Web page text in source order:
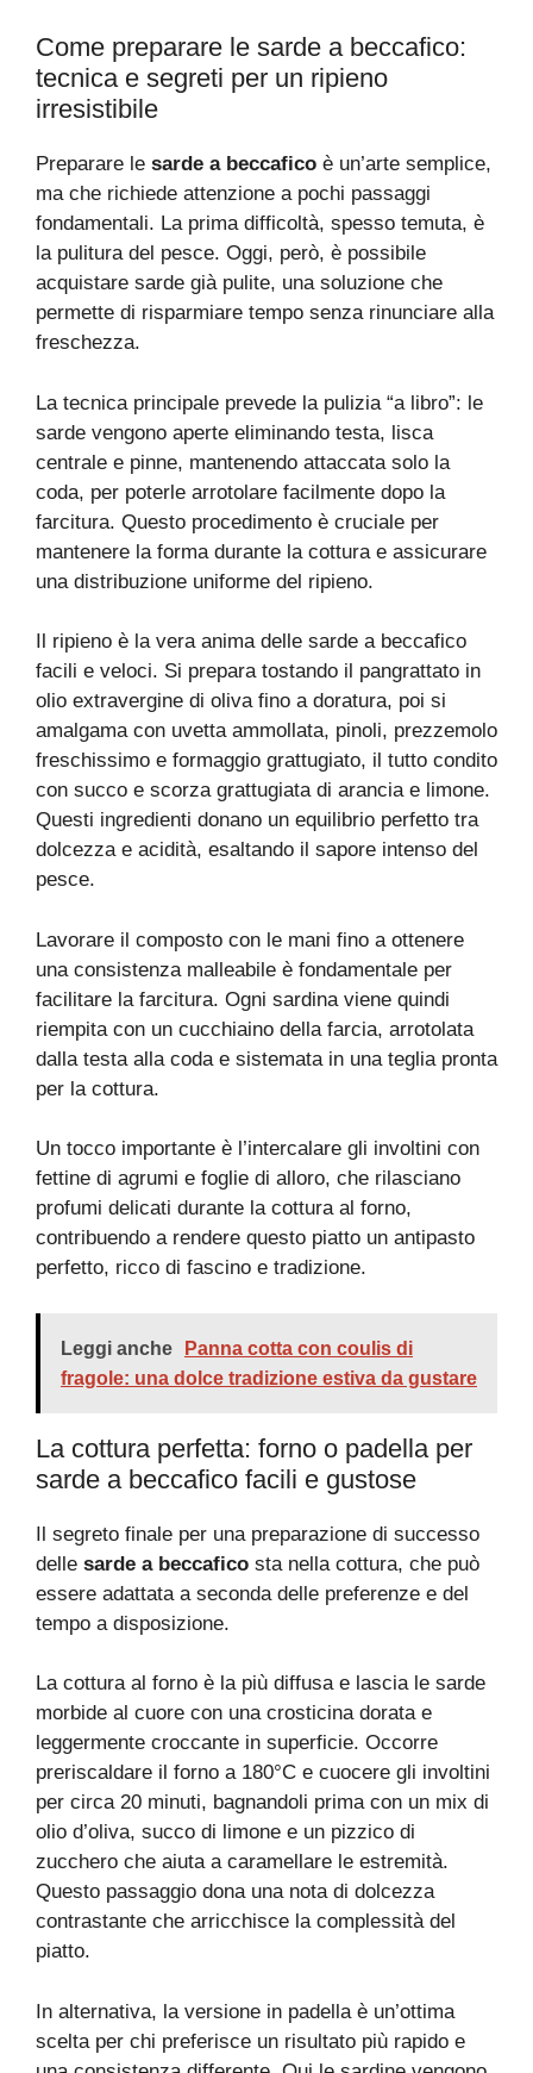
Come preparare le sarde a beccafico:
tecnica e segreti per un ripieno
irresistibile
Preparare le sarde a beccafico è un’arte semplice,
ma che richiede attenzione a pochi passaggi
fondamentali. La prima difficoltà, spesso temuta, è
la pulitura del pesce. Oggi, però, è possibile
acquistare sarde già pulite, una soluzione che
permette di risparmiare tempo senza rinunciare alla
freschezza.
La tecnica principale prevede la pulizia “a libro”: le
sarde vengono aperte eliminando testa, lisca
centrale e pinne, mantenendo attaccata solo la
coda, per poterle arrotolare facilmente dopo la
farcitura. Questo procedimento è cruciale per
mantenere la forma durante la cottura e assicurare
una distribuzione uniforme del ripieno.
Il ripieno è la vera anima delle sarde a beccafico
facili e veloci. Si prepara tostando il pangrattato in
olio extravergine di oliva fino a doratura, poi si
amalgama con uvetta ammollata, pinoli, prezzemolo
freschissimo e formaggio grattugiato, il tutto condito
con succo e scorza grattugiata di arancia e limone.
Questi ingredienti donano un equilibrio perfetto tra
dolcezza e acidità, esaltando il sapore intenso del
pesce.
Lavorare il composto con le mani fino a ottenere
una consistenza malleabile è fondamentale per
facilitare la farcitura. Ogni sardina viene quindi
riempita con un cucchiaino della farcia, arrotolata
dalla testa alla coda e sistemata in una teglia pronta
per la cottura.
Un tocco importante è l’intercalare gli involtini con
fettine di agrumi e foglie di alloro, che rilasciano
profumi delicati durante la cottura al forno,
contribuendo a rendere questo piatto un antipasto
perfetto, ricco di fascino e tradizione.
Leggi anche
Panna cotta con coulis di
fragole: una dolce tradizione estiva da gustare
La cottura perfetta: forno o padella per
sarde a beccafico facili e gustose
Il segreto finale per una preparazione di successo
delle sarde a beccafico sta nella cottura, che può
essere adattata a seconda delle preferenze e del
tempo a disposizione.
La cottura al forno è la più diffusa e lascia le sarde
morbide al cuore con una crosticina dorata e
leggermente croccante in superficie. Occorre
preriscaldare il forno a 180°C e cuocere gli involtini
per circa 20 minuti, bagnandoli prima con un mix di
olio d’oliva, succo di limone e un pizzico di
zucchero che aiuta a caramellare le estremità.
Questo passaggio dona una nota di dolcezza
contrastante che arricchisce la complessità del
piatto.
In alternativa, la versione in padella è un’ottima
scelta per chi preferisce un risultato più rapido e